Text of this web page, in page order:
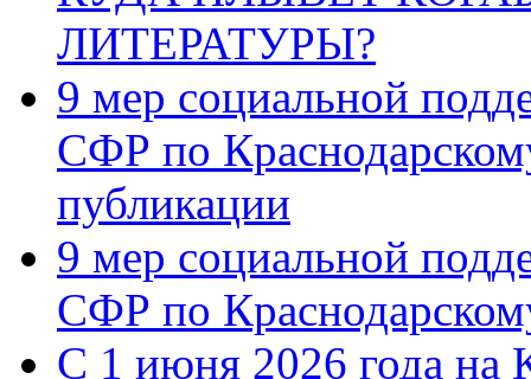
ЛИТЕРАТУРЫ?
9 мер социальной
СФР по
публикации
9 мер социальной
СФР по
С 1 июня 2026 года на